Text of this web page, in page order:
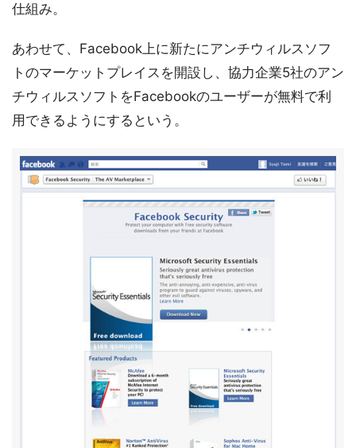
仕組み。
あわせて、Facebook上に新たにアンチウィルスソフ
トのマーケットプレイスを開設し、協力企業5社のアン
チウィルスソフトをFacebookのユーザーが無料で利
用できるようにするという。